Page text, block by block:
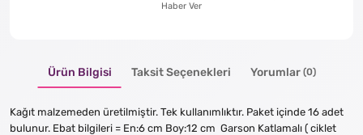
Haber Ver
Ürün Bilgisi Taksit Seçenekleri Yorumlar (0)
Kağıt malzemeden üretilmiştir. Tek kullanımlıktır. Paket içinde 16 adet
bulunur. Ebat bilgileri = En:6 cm Boy:12 cm Garson Katlamalı ( ciklet